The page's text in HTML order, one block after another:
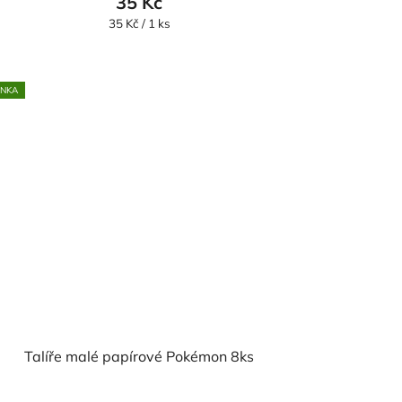
Měrná
35 Kč / 1 ks
Talíře malé papírové Pokémon 8ks